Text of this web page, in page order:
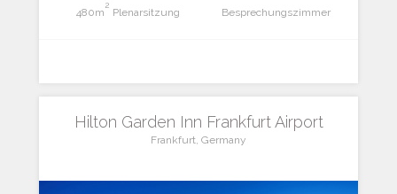
Besprechungszimmer
480m
2
Plenarsitzung
Hilton Garden Inn Frankfurt Airport
Frankfurt, Germany